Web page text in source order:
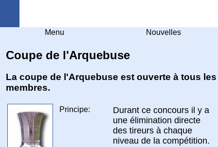
Menu Nouvelles
Coupe de l'Arquebuse
La coupe de l'Arquebuse est ouverte à tous les
membres.
Principe:
Durant ce concours il y a
une élimination directe
des tireurs à chaque
niveau de la compétition.